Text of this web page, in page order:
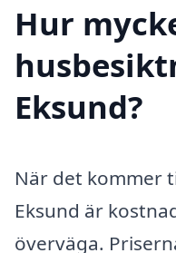
Hur
Eksund?
När det kommer
Eksund är
överväga.